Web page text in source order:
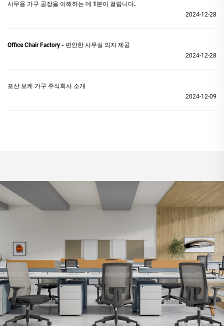
사무용 가구 공장을 이해하는 데 1분이 걸립니다.
2024-12-28
Office Chair Factory - 편안한 사무실 의자 제공
2024-12-28
포산 보케 가구 주식회사 소개
2024-12-09